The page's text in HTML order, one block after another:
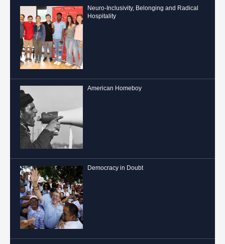
Neuro-Inclusivity, Belonging and Radical
Hospitality
American Homeboy
Democracy in Doubt